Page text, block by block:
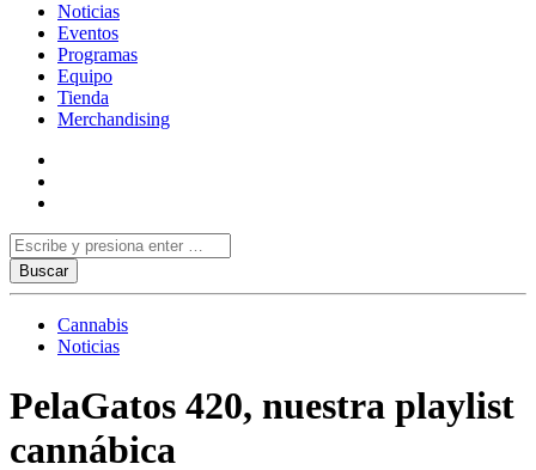
Noticias
Eventos
Programas
Equipo
Tienda
Merchandising
Cannabis
Noticias
PelaGatos 420, nuestra playlist
cannábica